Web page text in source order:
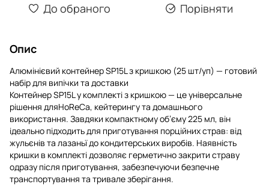
До обраного Порівняти
Опис
Алюмінієвий контейнер SP15L з кришкою (25 шт/уп) — готовий
набір для випічки та доставки
Контейнер SP15L у комплекті з кришкою — це універсальне
рішення дляHoReCa, кейтерингу та домашнього
використання. Завдяки компактному об’єму 225 мл, він
ідеально підходить для приготування порційних страв: від
жульєнів та лазаньї до кондитерських виробів. Наявність
кришки в комплекті дозволяє герметично закрити страву
одразу після приготування, забезпечуючи безпечне
транспортування та тривале зберігання.